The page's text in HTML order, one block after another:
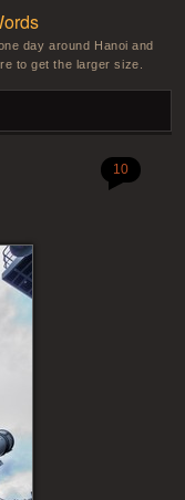
day around Hanoi and
to get the larger size.
10